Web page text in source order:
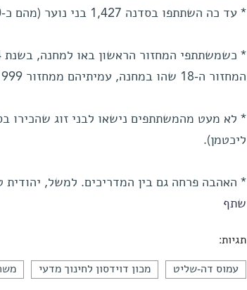
* עד כה השתתפו בסדנה 1,427 בני נוער (מהם כ-450 נערות).
המחזור ה-18 שהו במחנה, עמיתיהם ממחזור 1999 עוד לא ראו אור. ככה עושים היסטוריה.
* לא מעט מהמשתתפים נישאו לבני זוג שהכירו
ליכטמן).
* האהבה פרחה גם בין המדריכים. למשל,
שתף
תגיות:
עמוס דה-שליט מכון דוידסון לחינוך מדעי